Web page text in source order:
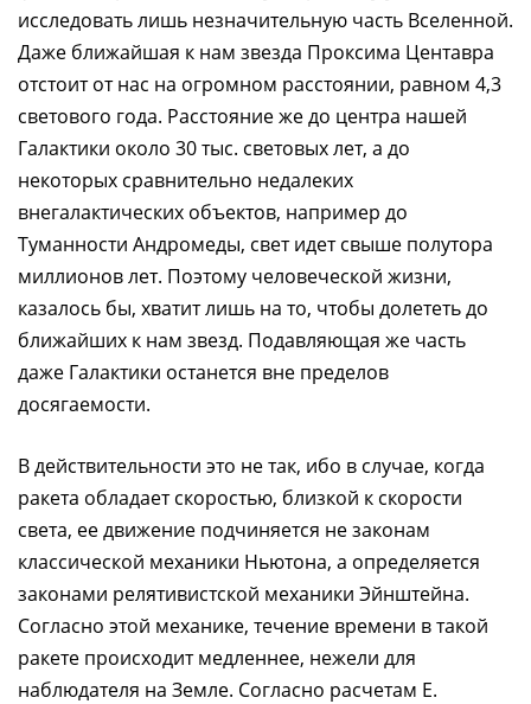
исследовать лишь незначительную часть Вселенной.
Даже ближайшая к нам звезда Проксима Центавра
отстоит от нас на огромном расстоянии, равном 4,3
светового года. Расстояние же до центра нашей
Галактики около 30 тыс. световых лет, а до
некоторых сравнительно недалеких
внегалактических объектов, например до
Туманности Андромеды, свет идет свыше полутора
миллионов лет. Поэтому человеческой жизни,
казалось бы, хватит лишь на то, чтобы долететь до
ближайших к нам звезд. Подавляющая же часть
даже Галактики останется вне пределов
досягаемости.
В действительности это не так, ибо в случае, когда
ракета обладает скоростью, близкой к скорости
света, ее движение подчиняется не законам
классической механики Ньютона, а определяется
законами релятивистской механики Эйнштейна.
Согласно этой механике, течение времени в такой
ракете происходит медленнее, нежели для
наблюдателя на Земле. Согласно расчетам Е.